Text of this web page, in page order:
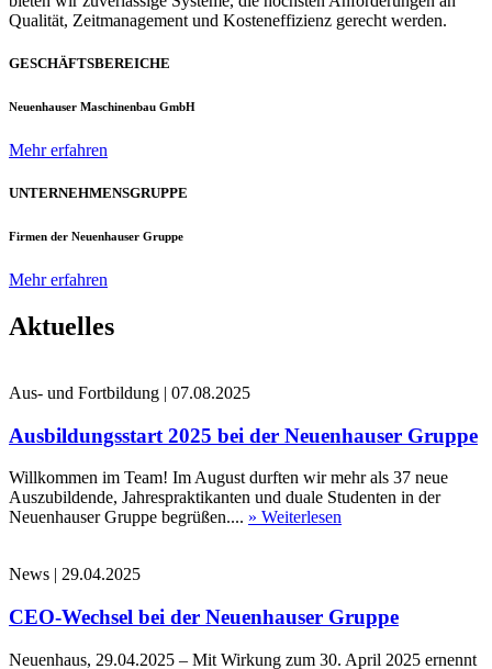
Qualität, Zeitmanagement und Kosteneffizienz gerecht werden.
GESCHÄFTSBEREICHE
Neuenhauser Maschinenbau GmbH
Mehr erfahren
UNTERNEHMENSGRUPPE
Firmen der Neuenhauser Gruppe
Mehr erfahren
Aktuelles
Aus- und Fortbildung | 07.08.2025
Ausbildungsstart 2025 bei der Neuenhauser Gruppe
Willkommen im Team! Im August durften wir mehr als 37 neue
Auszubildende, Jahrespraktikanten und duale Studenten in der
Neuenhauser Gruppe begrüßen.... » Weiterlesen
News | 29.04.2025
CEO-Wechsel bei der Neuenhauser Gruppe
Neuenhaus, 29.04.2025 – Mit Wirkung zum 30. April 2025 ernennt